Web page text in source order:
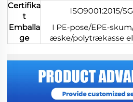
Certifika
t
ISO9001:2015/
Emballa
ge
I PE-pose/EPE-
æske/polytrækasse